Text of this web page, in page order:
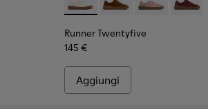
Runner Twentyfive -
Runner Twentyfive -
Runner
Runner Twentyfive
145 €
Aggiungi